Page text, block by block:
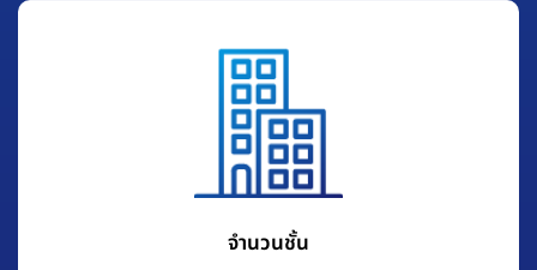
จำนวนชั้น